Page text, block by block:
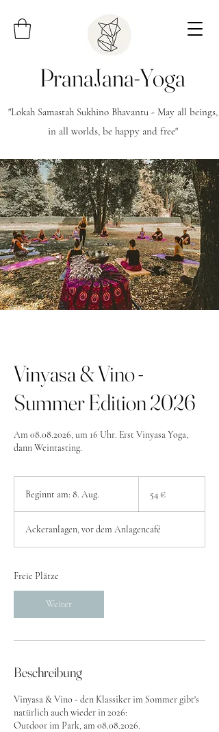
PranaJana-Yoga
"Lokah Samastah Sukhino Bhavantu - May all beings,
in all worlds, be happy and free"
Vinyasa & Vino -
Summer Edition 2026
Am 08.08.2026, um 16 Uhr. Erst Vinyasa Yoga,
dann Weintasting.
Beginnt am: 8. Aug.
i
n
.
54 €
Ackeranlagen, vor dem Anlagencafé
Freie Plätze
Weiter
Beschreibung
Vinyasa & Vino - den Klassiker im Sommer gibt's
natürlich auch wieder in 2026:
Outdoor im Park, am 08.08.2026.